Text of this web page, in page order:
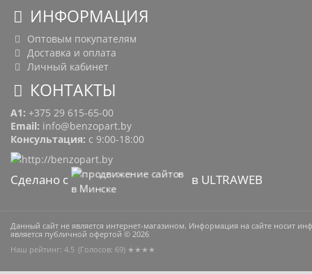
ИНФОРМАЦИЯ
Оптовым покупателям
Доставка и оплата
Личный кабинет
КОНТАКТЫ
A1: +375 29 615-65-00
Email: info@benzopart.by
Консультация: с 9:00-18:00
Сделано с в ULTRAWEB
Данный сайт не является интернет-магазином. Информация на сайте носит
является публичной офертой © 2026
Наш рейтинг: 4.5 (Голосов: 69) ★★★★